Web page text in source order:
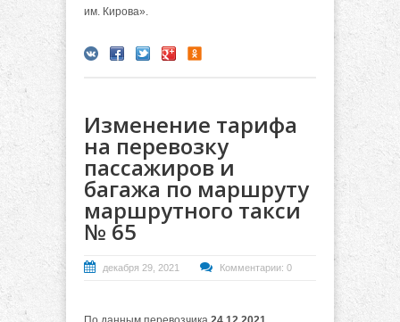
им. Кирова».
Изменение тарифа
на перевозку
пассажиров и
багажа по маршруту
маршрутного такси
№ 65
декабря 29, 2021 Комментарии: 0